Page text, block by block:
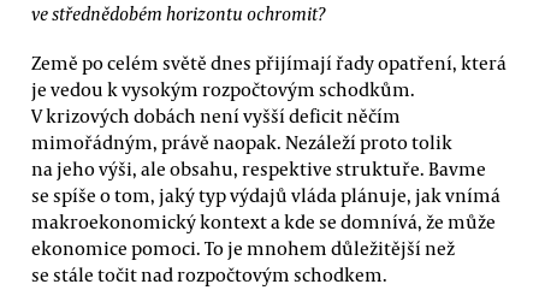
ve střednědobém horizontu ochromit?
Země po celém světě dnes přijímají řady opatření, která
je vedou k vysokým rozpočtovým schodkům.
V krizových dobách není vyšší deficit něčím
mimořádným, právě naopak. Nezáleží proto tolik
na jeho výši, ale obsahu, respektive struktuře. Bavme
se spíše o tom, jaký typ výdajů vláda plánuje, jak vnímá
makroekonomický kontext a kde se domnívá, že může
ekonomice pomoci. To je mnohem důležitější než
se stále točit nad rozpočtovým schodkem.